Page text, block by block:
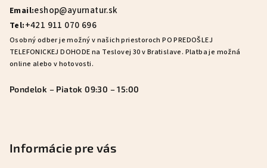
Email:eshop@ayurnatur.sk
Tel:+421 911 070 696
Osobný odber je možný v našich priestoroch PO PREDOŠLEJ
TELEFONICKEJ DOHODE na Teslovej 30 v Bratislave. Platba je možná
online alebo v hotovosti.
Pondelok – Piatok 09:30 – 15:00
Informácie pre vás